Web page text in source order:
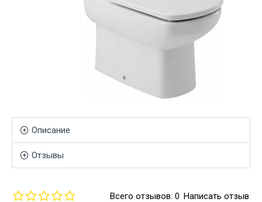
Описание
Отзывы
Всего отзывов: 0 Написать отзыв